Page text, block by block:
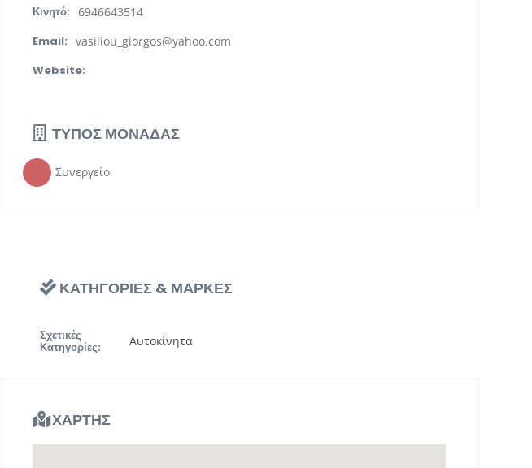
Κινητό: 6946643514
Email: vasiliou_giorgos@yahoo.com
Website:
ΤΥΠΟΣ ΜΟΝΑΔΑΣ
Συνεργείο
ΚΑΤΗΓΟΡΙΕΣ & ΜΑΡΚΕΣ
Σχετικές
Κατηγορίες: Αυτοκίνητα
ΧΑΡΤΗΣ